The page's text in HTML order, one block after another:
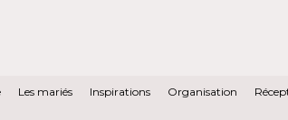
Les mariés Inspirations Organisation